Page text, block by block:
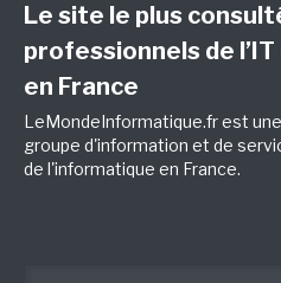
Le site le plus
professionnels de
en France
LeMondeInformatique.fr est
groupe d'information et de
de l'informatique en France.